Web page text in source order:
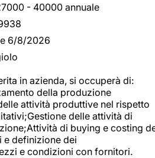
- 40000 annuale
6/8/2026
in azienda, si occuperà di:
della produzione
attività produttive nel rispetto
delle attività di
di buying e costing
e definizione dei
e condizioni con fornitori.